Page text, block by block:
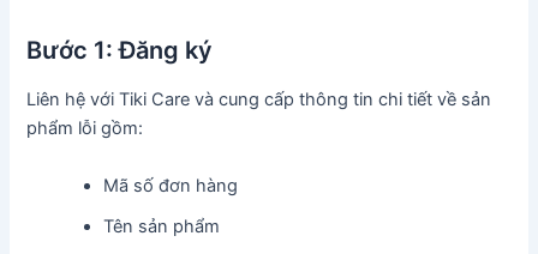
Bước 1: Đăng ký
Liên hệ với Tiki Care và cung cấp thông tin chi tiết về sản
phẩm lỗi gồm:
Mã số đơn hàng
Tên sản phẩm